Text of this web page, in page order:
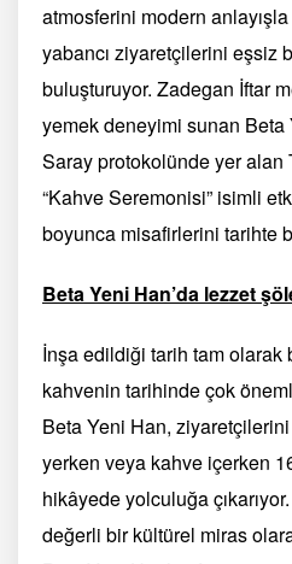
atmosferini modern
yabancı ziyaretçilerini eşsiz
buluşturuyor. Zadegan İftar
yemek deneyimi sunan Beta
Saray protokolünde yer alan
“Kahve Seremonisi” isimli
boyunca misafirlerini tarihte
Beta Yeni Han’da lezzet
İnşa edildiği tarih tam
kahvenin tarihinde çok
Beta Yeni Han,
yerken veya kahve içerken
hikâyede yolculuğa
değerli bir kültürel miras